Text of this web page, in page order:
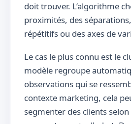
doit trouver. L’algorithme
proximités, des
répétitifs ou des axes de
Le cas le plus connu est le
modèle regroupe
observations qui se
contexte marketing, cela
segmenter des clients